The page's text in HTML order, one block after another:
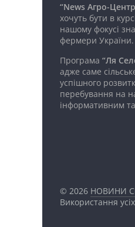
“News Агро-
хочуть бути в
нашому фокусі
фермери України.
Програма “Ля
адже саме
успішного
перебування на
інформативним
© 2026 НОВИНИ
Використання